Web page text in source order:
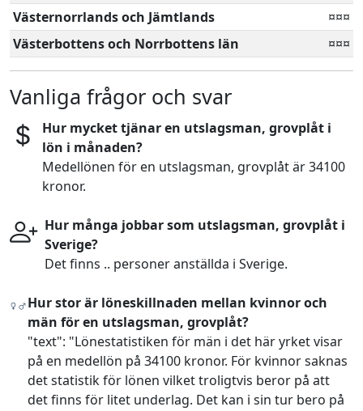
Västernorrlands och Jämtlands
¤¤¤
Västerbottens och Norrbottens län
¤¤¤
Vanliga frågor och svar
Hur mycket tjänar en utslagsman, grovplåt i
lön i månaden?
Medellönen för en utslagsman, grovplåt är 34100
kronor.
Hur många jobbar som utslagsman, grovplåt i
Sverige?
Det finns .. personer anställda i Sverige.
Hur stor är löneskillnaden mellan kvinnor och
män för en utslagsman, grovplåt?
"text": "Lönestatistiken för män i det här yrket visar
på en medellön på 34100 kronor. För kvinnor saknas
det statistik för lönen vilket troligtvis beror på att
det finns för litet underlag. Det kan i sin tur bero på